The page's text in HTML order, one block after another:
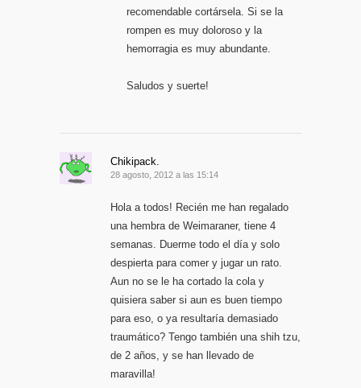
recomendable cortársela. Si se la
rompen es muy doloroso y la
hemorragia es muy abundante.
Saludos y suerte!
Chikipack.
28 agosto, 2012 a las 15:14
Hola a todos! Recién me han regalado
una hembra de Weimaraner, tiene 4
semanas. Duerme todo el día y solo
despierta para comer y jugar un rato.
Aun no se le ha cortado la cola y
quisiera saber si aun es buen tiempo
para eso, o ya resultaría demasiado
traumático? Tengo también una shih tzu,
de 2 años, y se han llevado de
maravilla!